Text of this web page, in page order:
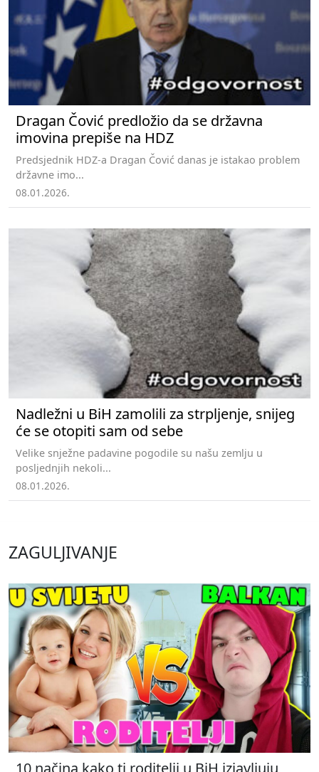
Dragan Čović predložio da se državna
imovina prepiše na HDZ
Predsjednik HDZ-a Dragan Čović danas je istakao problem
državne imo...
08.01.2026.
Nadležni u BiH zamolili za strpljenje, snijeg
će se otopiti sam od sebe
Velike snježne padavine pogodile su našu zemlju u
posljednjih nekoli...
08.01.2026.
ZAGULJIVANJE